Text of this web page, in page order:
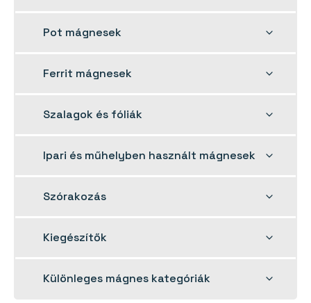
Pot mágnesek
Toggle
Ferrit mágnesek
Toggle
Szalagok és fóliák
Toggle
Ipari és műhelyben használt mágnesek
Toggle
Szórakozás
Toggle
Kiegészítők
Toggle
Különleges mágnes kategóriák
Toggle